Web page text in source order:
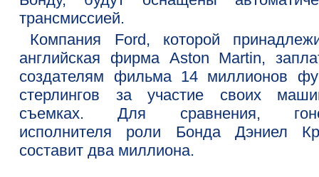
трансмиссией.
Компания Ford, которой
английская фирма Aston Martin,
создателям фильма 14 миллионов
стерлингов за участие своих
съемках. Для сравнения,
исполнителя роли Бонда Дэниел
составит два миллиона.